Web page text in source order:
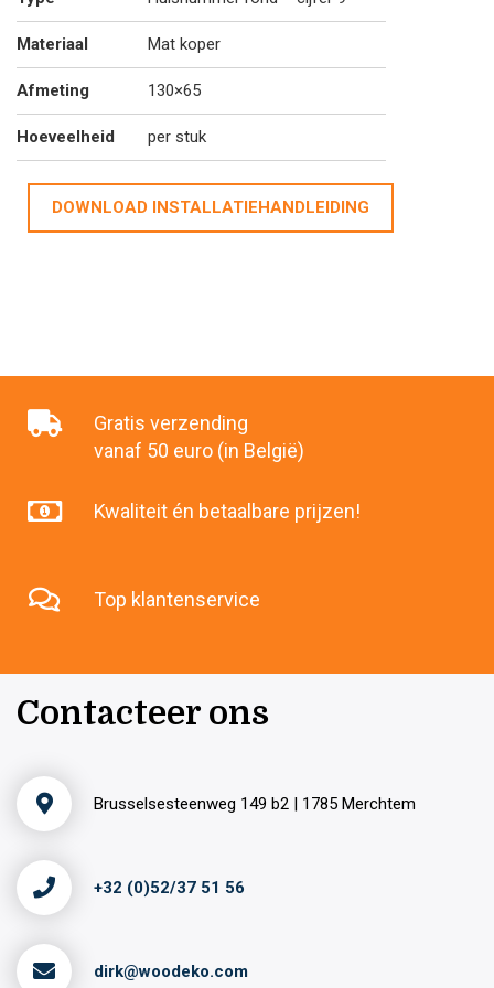
Materiaal Mat koper
Afmeting 130×65
Hoeveelheid per stuk
DOWNLOAD INSTALLATIEHANDLEIDING
Gratis verzending
vanaf 50 euro (in België)
Kwaliteit én betaalbare prijzen!
Top klantenservice
Contacteer ons
Brusselsesteenweg 149 b2 | 1785 Merchtem
+32 (0)52/37 51 56
dirk@woodeko.com